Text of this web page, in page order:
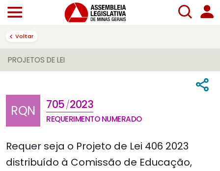
Voltar
PROJETOS DE LEI
RQN 705/2023
REQUERIMENTO NUMERADO
Requer seja o Projeto de Lei 406 2023
distribuído à Comissão de Educação,